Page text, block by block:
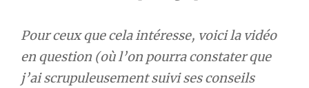
Pour ceux que cela intéresse, voici la vidéo
en question (où l’on pourra constater que
j’ai scrupuleusement suivi ses conseils